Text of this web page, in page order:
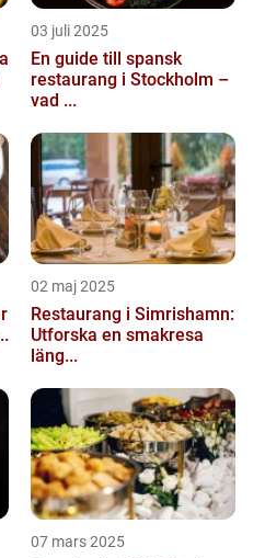
03 juli 2025
En guide till spansk
restaurang i Stockholm –
vad ...
02 maj 2025
Restaurang i Simrishamn:
Utforska en smakresa
läng...
07 mars 2025